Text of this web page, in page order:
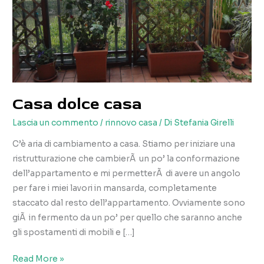
Casa dolce casa
Lascia un commento / rinnovo casa / Di Stefania Girelli
C’è aria di cambiamento a casa. Stiamo per iniziare una
ristrutturazione che cambierÃ un po’ la conformazione
dell’appartamento e mi permetterÃ di avere un angolo
per fare i miei lavori in mansarda, completamente
staccato dal resto dell’appartamento. Ovviamente sono
giÃ in fermento da un po’ per quello che saranno anche
gli spostamenti di mobili e […]
Casa
Read More »